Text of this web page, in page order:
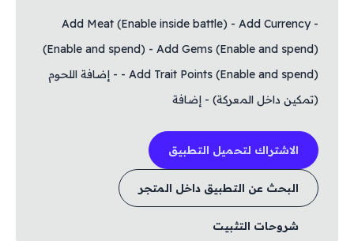
- Add Meat (Enable inside battle) - Add Currency
(Enable and spend) - Add Gems (Enable and spend)
- Add Trait Points (Enable and spend) - إضافة اللحوم
(تمكين داخل المعركة) - إضافة
الاشتراك لتحميل التطبيق
البحث عن التطبيق داخل المتجر
شروحات التثبيت